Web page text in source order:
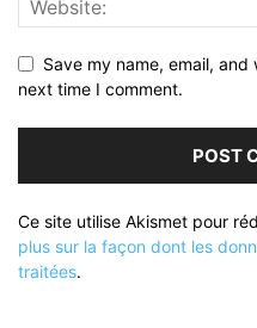
Save my name, email,
next time I comment.
Ce site utilise Akismet pour
plus sur la façon dont les
traitées.